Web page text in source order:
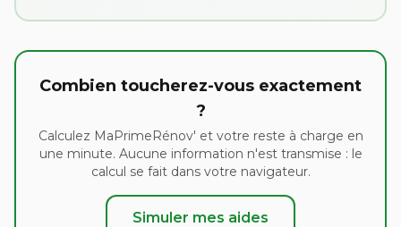
Combien toucherez-vous exactement
?
Calculez MaPrimeRénov' et votre reste à charge en
une minute. Aucune information n'est transmise : le
calcul se fait dans votre navigateur.
Simuler mes aides